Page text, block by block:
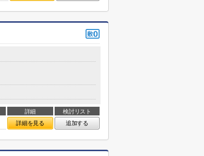
詳細
検討リスト
詳細を見る 追加する